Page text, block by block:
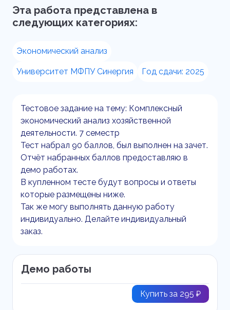
Эта работа представлена в
следующих категориях:
Экономический анализ
Университет МФПУ Синергия Год сдачи: 2025
Тестовое задание на тему: Комплексный
экономический анализ хозяйственной
деятельности. 7 семестр
Тест набрал 90 баллов, был выполнен на зачет.
Отчёт набранных баллов предоставляю в
демо работах.
В купленном тесте будут вопросы и ответы
которые размещены ниже.
Так же могу выполнять данную работу
индивидуально. Делайте индивидуальный
заказ.
Демо работы
Купить за 295 ₽